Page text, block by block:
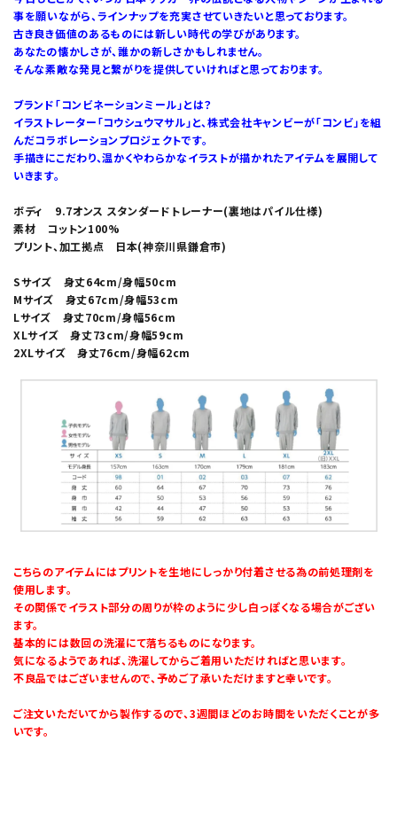
事を願いながら、ラインナップを充実させていきたいと思っております。
古き良き価値のあるものには新しい時代の学びがあります。
あなたの懐かしさが、誰かの新しさかもしれません。
そんな素敵な発見と繋がりを提供していければと思っております。
ブランド「コンビネーションミール」とは？
イラストレーター「コウシュウマサル」と、株式会社キャンビーが「コンビ」を組
んだコラボレーションプロジェクトです。
手描きにこだわり、温かくやわらかなイラストが描かれたアイテムを展開して
いきます。
ボディ 9.7オンス スタンダードトレーナー(裏地はパイル仕様)
素材 コットン100%
プリント、加工拠点 日本(神奈川県鎌倉市)
Sサイズ 身丈64cm/身幅50cm
Mサイズ 身丈67cm/身幅53cm
Lサイズ 身丈70cm/身幅56cm
XLサイズ 身丈73cm/身幅59cm
2XLサイズ 身丈76cm/身幅62cm
こちらのアイテムにはプリントを生地にしっかり付着させる為の前処理剤を
使用します。
その関係でイラスト部分の周りが枠のように少し白っぽくなる場合がござい
ます。
基本的には数回の洗濯にて落ちるものになります。
気になるようであれば、洗濯してからご着用いただければと思います。
不良品ではございませんので、予めご了承いただけますと幸いです。
ご注文いただいてから製作するので、3週間ほどのお時間をいただくことが多
いです。